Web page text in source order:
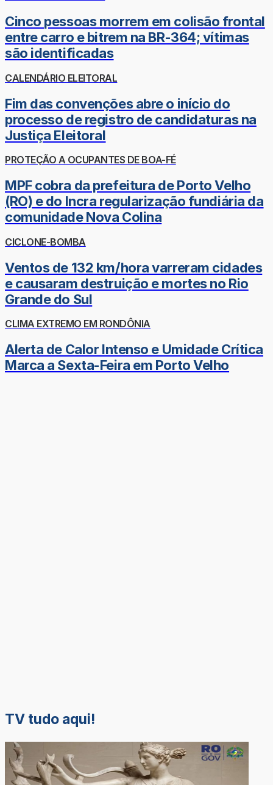
Cinco pessoas morrem em colisão frontal
entre carro e bitrem na BR-364; vítimas
são identificadas
CALENDÁRIO ELEITORAL
Fim das convenções abre o início do
processo de registro de candidaturas na
Justiça Eleitoral
PROTEÇÃO A OCUPANTES DE BOA-FÉ
MPF cobra da prefeitura de Porto Velho
(RO) e do Incra regularização fundiária da
comunidade Nova Colina
CICLONE-BOMBA
Ventos de 132 km/hora varreram cidades
e causaram destruição e mortes no Rio
Grande do Sul
CLIMA EXTREMO EM RONDÔNIA
Alerta de Calor Intenso e Umidade Crítica
Marca a Sexta-Feira em Porto Velho
TV tudo aqui!